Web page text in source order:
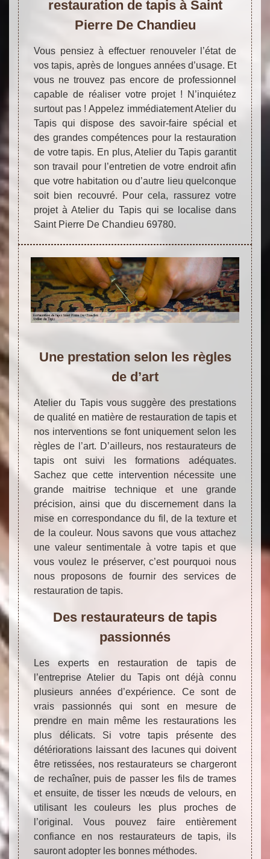
restauration de tapis à Saint
Pierre De Chandieu
Vous pensiez à effectuer renouveler l’état de
vos tapis, après de longues années d’usage. Et
vous ne trouvez pas encore de professionnel
capable de réaliser votre projet ! N’inquiétez
surtout pas ! Appelez immédiatement Atelier du
Tapis qui dispose des savoir-faire spécial et
des grandes compétences pour la restauration
de votre tapis. En plus, Atelier du Tapis garantit
son travail pour l’entretien de votre endroit afin
que votre habitation ou d’autre lieu quelconque
soit bien recouvré. Pour cela, rassurez votre
projet à Atelier du Tapis qui se localise dans
Saint Pierre De Chandieu 69780.
Une prestation selon les règles
de d’art
Atelier du Tapis vous suggère des prestations
de qualité en matière de restauration de tapis et
nos interventions se font uniquement selon les
règles de l’art. D’ailleurs, nos restaurateurs de
tapis ont suivi les formations adéquates.
Sachez que cette intervention nécessite une
grande maitrise technique et une grande
précision, ainsi que du discernement dans la
mise en correspondance du fil, de la texture et
de la couleur. Nous savons que vous attachez
une valeur sentimentale à votre tapis et que
vous voulez le préserver, c’est pourquoi nous
nous proposons de fournir des services de
restauration de tapis.
Des restaurateurs de tapis
passionnés
Les experts en restauration de tapis de
l’entreprise Atelier du Tapis ont déjà connu
plusieurs années d’expérience. Ce sont de
vrais passionnés qui sont en mesure de
prendre en main même les restaurations les
plus délicats. Si votre tapis présente des
détériorations laissant des lacunes qui doivent
être retissées, nos restaurateurs se chargeront
de rechaîner, puis de passer les fils de trames
et ensuite, de tisser les nœuds de velours, en
utilisant les couleurs les plus proches de
l’original. Vous pouvez faire entièrement
confiance en nos restaurateurs de tapis, ils
sauront adopter les bonnes méthodes.